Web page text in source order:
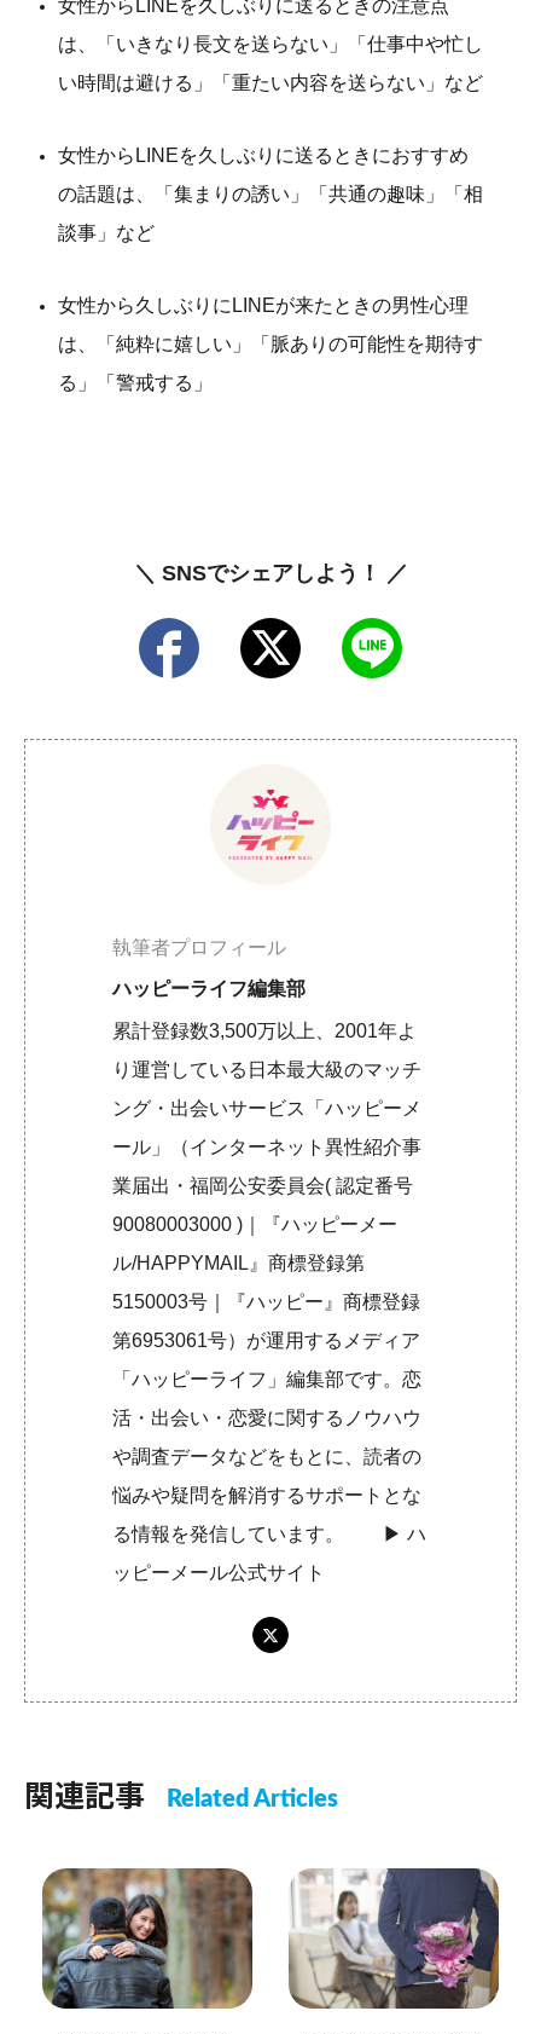
女性からLINEを久しぶりに送るときの注意点
は、「いきなり長文を送らない」「仕事中や忙し
い時間は避ける」「重たい内容を送らない」など
女性からLINEを久しぶりに送るときにおすすめ
の話題は、「集まりの誘い」「共通の趣味」「相
談事」など
女性から久しぶりにLINEが来たときの男性心理
は、「純粋に嬉しい」「脈ありの可能性を期待す
る」「警戒する」
＼ SNSでシェアしよう！ ／
執筆者プロフィール
ハッピーライフ編集部
累計登録数3,500万以上、2001年よ
り運営している日本最大級のマッチ
ング・出会いサービス「ハッピーメ
ール」（インターネット異性紹介事
業届出・福岡公安委員会( 認定番号
90080003000 )｜『ハッピーメー
ル/HAPPYMAIL』商標登録第
5150003号｜『ハッピー』商標登録
第6953061号）が運用するメディア
「ハッピーライフ」編集部です。恋
活・出会い・恋愛に関するノウハウ
や調査データなどをもとに、読者の
悩みや疑問を解消するサポートとな
る情報を発信しています。 ▶︎ハ
ッピーメール公式サイト
関連記事 Related Articles